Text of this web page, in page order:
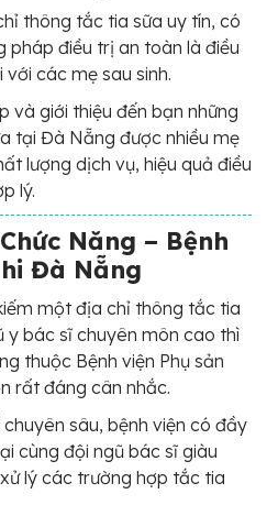
thông tắc tia sữa uy tín, có
pháp điều trị an toàn là điều
các mẹ sau sinh.
và giới thiệu đến bạn những
tại Đà Nẵng được nhiều mẹ
lượng dịch vụ, hiệu quả điều
lý.
Năng – Bệnh
Đà Nẵng
một địa chỉ thông tắc tia
y bác sĩ chuyên môn cao thì
thuộc Bệnh viện Phụ sản
rất đáng cân nhắc.
sâu, bệnh viện có đầy
cùng đội ngũ bác sĩ giàu
lý các trường hợp tắc tia